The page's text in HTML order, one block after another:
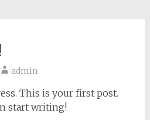
admin
This is your first post.
start writing!